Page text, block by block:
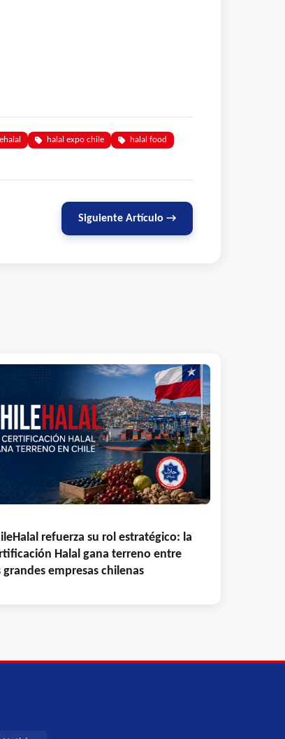
halal expo chile
halal food
Siguiente Artículo →
refuerza su rol estratégico: la
Halal gana terreno entre
grandes empresas chilenas